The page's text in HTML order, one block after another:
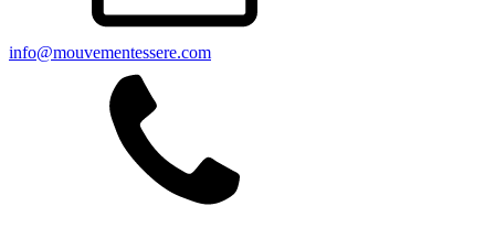
info@mouvementessere.com